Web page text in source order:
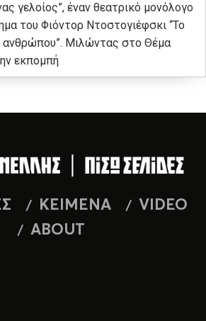
γελοίος”, έναν θεατρικό μονόλογο
του Φιόντορ Ντοστογιέφσκι “Το
ανθρώπου”. Μιλώντας στο Θέμα
εκπομπή
ΚΕΙΜΕΝΑ
VIDEO
ABOUT